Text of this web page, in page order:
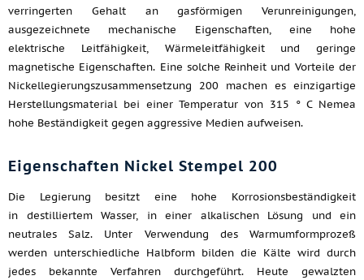
verringerten Gehalt an gasförmigen Verunreinigungen,
ausgezeichnete mechanische Eigenschaften, eine hohe
elektrische Leitfähigkeit, Wärmeleitfähigkeit und geringe
magnetische Eigenschaften. Eine solche Reinheit und Vorteile der
Nickellegierungszusammensetzung 200 machen es einzigartige
Herstellungsmaterial bei einer Temperatur von 315 ° C Nemea
hohe Beständigkeit gegen aggressive Medien aufweisen.
Eigenschaften Nickel Stempel 200
Die Legierung besitzt eine hohe Korrosionsbeständigkeit
in destilliertem Wasser, in einer alkalischen Lösung und ein
neutrales Salz. Unter Verwendung des Warmumformprozeß
werden unterschiedliche Halbform bilden die Kälte wird durch
jedes bekannte Verfahren durchgeführt. Heute gewalzten